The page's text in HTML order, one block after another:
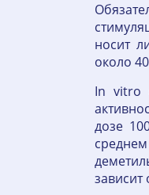
носит
около
In vitro
дозе